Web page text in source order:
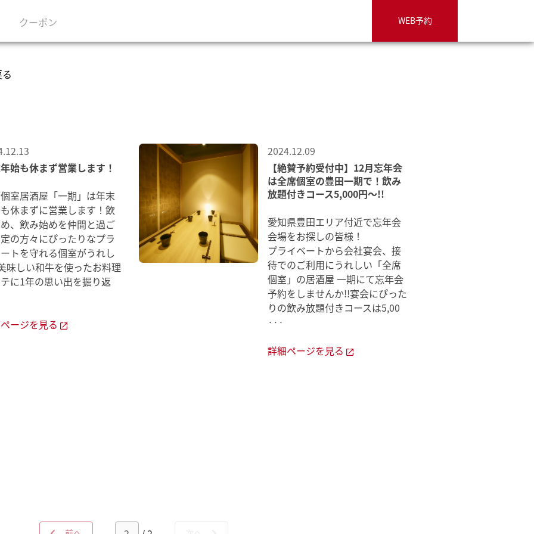
クーポン WEB予約
始も休まず営業します！
室居酒屋「一期」は年末
休まずに営業します！飲
、飲み始めを仲間と過ご
の方々にぴったりなプラ
トを守れる個室がうれし
味しい和牛を使ったお料理
ージを見る
2024.12.09
【絶賛予約受付中】12月忘年会
は全席個室の豊田一期で！飲み
放題付きコース5,000円～!!
愛知県豊田エリア付近で忘年会
会場をお探しの皆様！
プライベートから会社宴会、接
待でのご利用にうれしい「全席
個室」の居酒屋 一期にて忘年会
予約をしませんか!!宴会にぴった
···
詳細ページを見る